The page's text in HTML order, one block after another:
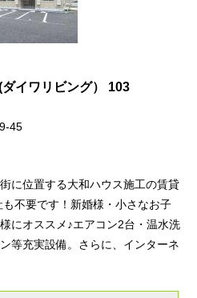
イワリビング） 103
45
に位置する大和ハウス施工の賃貸
不要です！新婚様・小さなお子
にオススメ♪エアコン2台・温水洗
等充実設備。さらに、インターネ